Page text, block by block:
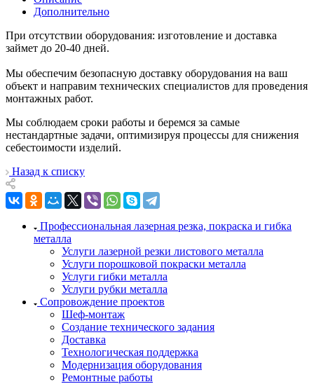
Дополнительно
При отсутствии оборудования: изготовление и доставка
займет до 20-40 дней.
Мы обеспечим безопасную доставку оборудования на ваш
объект и направим технических специалистов для проведения
монтажных работ.
Мы соблюдаем сроки работы и беремся за самые
нестандартные задачи, оптимизируя процессы для снижения
себестоимости изделий.
Назад к списку
Профессиональная лазерная резка, покраска и гибка
металла
Услуги лазерной резки листового металла
Услуги порошковой покраски металла
Услуги гибки металла
Услуги рубки металла
Сопровождение проектов
Шеф-монтаж
Создание технического задания
Доставка
Технологическая поддержка
Модернизация оборудования
Ремонтные работы